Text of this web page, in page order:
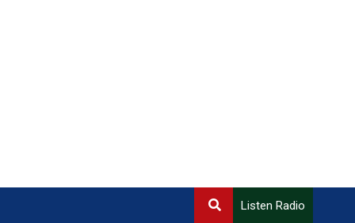
Listen Radio